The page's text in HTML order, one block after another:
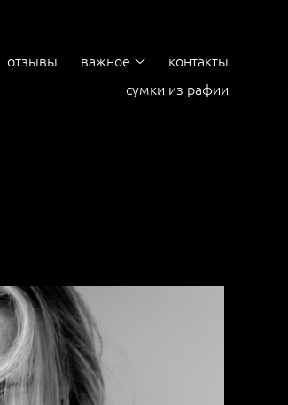
отзывы важное
контакты
сумки из рафии